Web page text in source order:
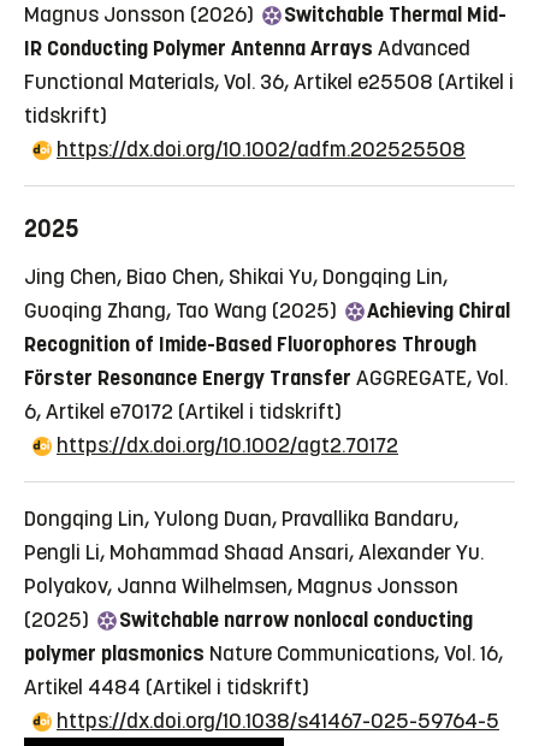
Magnus Jonsson (2026)
Switchable Thermal Mid-
IR Conducting Polymer Antenna Arrays Advanced
Functional Materials, Vol. 36, Artikel e25508 (Artikel i
tidskrift)
https://dx.doi.org/10.1002/adfm.202525508
2025
Jing Chen, Biao Chen, Shikai Yu, Dongqing Lin,
Guoqing Zhang, Tao Wang (2025)
Achieving Chiral
Recognition of Imide-Based Fluorophores Through
Förster Resonance Energy Transfer AGGREGATE, Vol.
6, Artikel e70172 (Artikel i tidskrift)
https://dx.doi.org/10.1002/agt2.70172
Dongqing Lin, Yulong Duan, Pravallika Bandaru,
Pengli Li, Mohammad Shaad Ansari, Alexander Yu.
Polyakov, Janna Wilhelmsen, Magnus Jonsson
(2025)
Switchable narrow nonlocal conducting
polymer plasmonics Nature Communications, Vol. 16,
Artikel 4484 (Artikel i tidskrift)
https://dx.doi.org/10.1038/s41467-025-59764-5